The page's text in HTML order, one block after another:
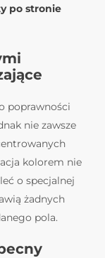
po stronie
poprawności
nie zawsze
kolorem nie
o specjalnej
żadnych
pola.